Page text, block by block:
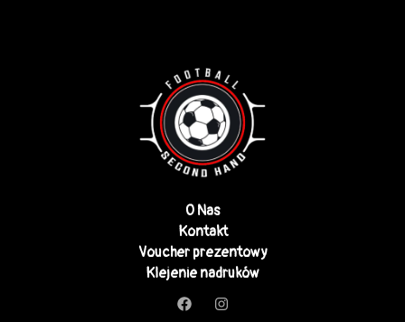
O Nas
Kontakt
Voucher prezentowy
Klejenie nadruków